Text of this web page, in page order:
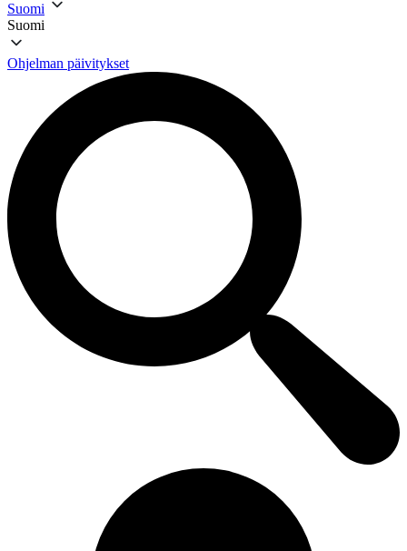
Suomi
Suomi
Ohjelman päivitykset